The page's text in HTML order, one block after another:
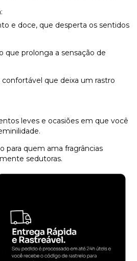
e doce, que desperta os sentidos
que prolonga a sensação de
confortável que deixa um rastro
leves e ocasiões em que você
para quem ama fragrâncias
sedutoras.